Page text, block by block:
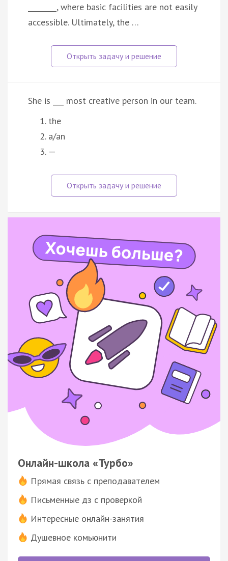
________, where basic facilities are not easily
accessible. Ultimately, the …
She is ___ most creative person in our team.
the
a/an
—
Онлайн-школа «Турбо»
Прямая связь с преподавателем
Письменные дз с проверкой
Интересные онлайн-занятия
Душевное комьюнити